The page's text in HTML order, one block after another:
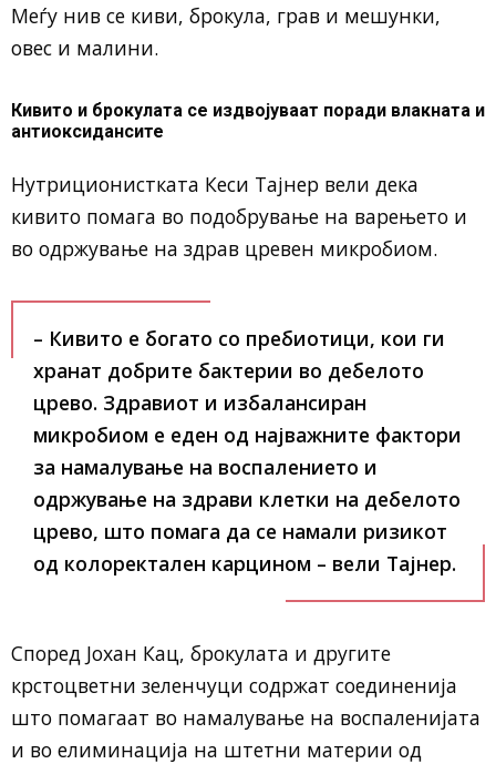
Меѓу нив се киви, брокула, грав и мешунки,
овес и малини.
Кивито и брокулата се издвојуваат поради влакната и
антиоксидансите
Нутриционистката Кеси Тајнер вели дека
кивито помага во подобрување на варењето и
во одржување на здрав цревен микробиом.
– Кивито е богато со пребиотици, кои ги
хранат добрите бактерии во дебелото
црево. Здравиот и избалансиран
микробиом е еден од најважните фактори
за намалување на воспалението и
одржување на здрави клетки на дебелото
црево, што помага да се намали ризикот
од колоректален карцином – вели Тајнер.
Според Јохан Кац, брокулата и другите
крстоцветни зеленчуци содржат соединенија
што помагаат во намалување на воспаленијата
и во елиминација на штетни материи од